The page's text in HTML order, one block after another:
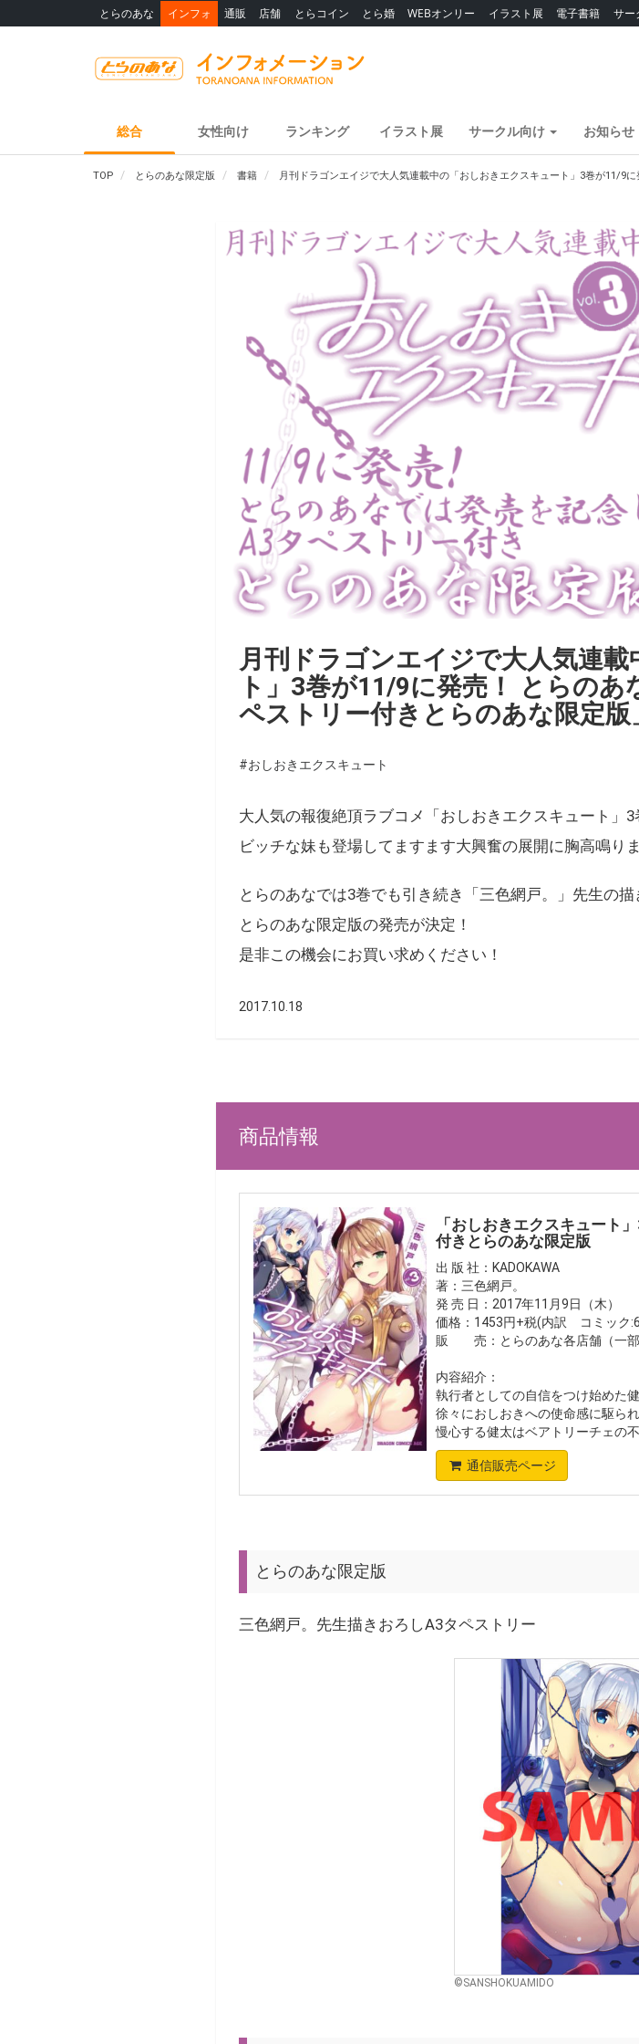
とらのあな インフォ 通販 店舗 とらコイン とら婚 WEBオンリー イラスト展 電子書籍 サー
総合 女性向け ランキング イラスト展 サークル向け お知らせ
TOP とらのあな限定版 書籍 月刊ドラゴンエイジで大人気連載中の「おしおきエクスキュート」3巻が11/9
月刊ドラゴンエイジで大人気連
ト」3巻が11/9に発売！ とらの
ペストリー付きとらのあな限定版
#おしおきエクスキュート
大人気の報復絶頂ラブコメ「おしおきエクスキュート」3
ビッチな妹も登場してますます大興奮の展開に胸高鳴り
とらのあなでは3巻でも引き続き「三色網戸。」先生の
とらのあな限定版の発売が決定！
是非この機会にお買い求めください！
2017.10.18
商品情報
「おしおきエクスキュート
付きとらのあな限定版
出 版 社：KADOKAWA
著：三色網戸。
発 売 日：2017年11月9日（木）
価格：1453円+税(内訳 コミック
販 売：とらのあな各店舗（一部
内容紹介：
執行者としての自信をつけ始めた
徐々におしおきへの使命感に駆られ
慢心する健太はベアトリーチェの
通信販売ページ
とらのあな限定版
三色網戸。先生描きおろしA3タペストリー
©SANSHOKUAMIDO